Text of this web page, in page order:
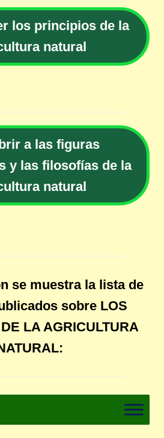
los principios de la
natural
a las figuras
y las filosofías de la
natural
se muestra la lista de
sobre LOS
LA AGRICULTURA